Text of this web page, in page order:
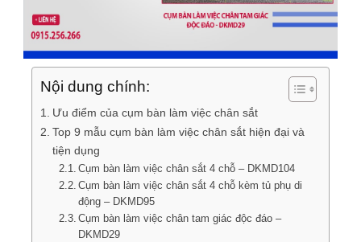
Nội dung chính:
Ưu điểm của cụm bàn làm việc chân sắt
Top 9 mẫu cụm bàn làm việc chân sắt hiện đại và
tiện dụng
Cụm bàn làm việc chân sắt 4 chỗ – DKMD104
Cụm bàn làm việc chân sắt 4 chỗ kèm tủ phụ di
động – DKMD95
Cụm bàn làm việc chân tam giác độc đáo –
DKMD29